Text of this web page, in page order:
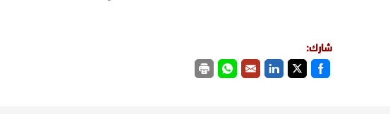
شارك: